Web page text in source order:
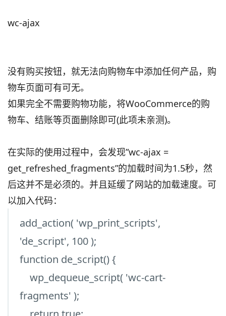
wc-ajax
没有购买按钮，就无法向购物车中添加任何产品，购
物车页面可有可无。
如果完全不需要购物功能，将WooCommerce的购
物车、结账等页面删除即可(此项未亲测)。
在实际的使用过程中，会发现”wc-ajax =
get_refreshed_fragments”的加载时间为1.5秒，然
后这并不是必须的。并且延缓了网站的加载速度。可
以加入代码：
add_action( 'wp_print_scripts',
'de_script', 100 );
function de_script() {
wp_dequeue_script( 'wc-cart-
fragments' );